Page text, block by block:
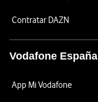
Contratar DAZN
Vodafone España
App Mi Vodafone